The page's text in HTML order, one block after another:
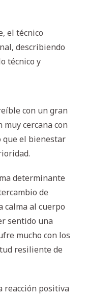
el técnico
describiendo
técnico y
con un gran
cercana con
que el bienestar
determinante
de
calma al cuerpo
sentido una
mucho con los
resiliente de
reacción positiva